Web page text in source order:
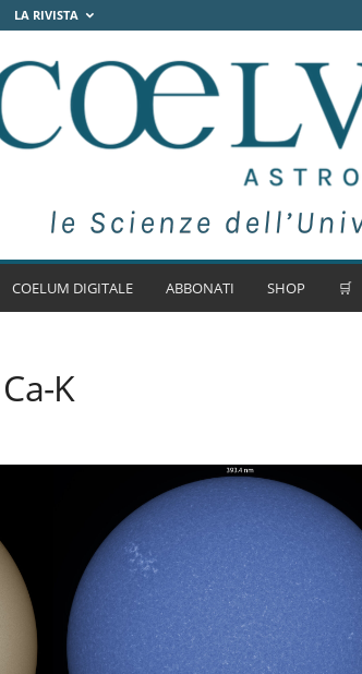
LA RIVISTA
COELUM DIGITALE ABBONATI SHOP 🛒
K